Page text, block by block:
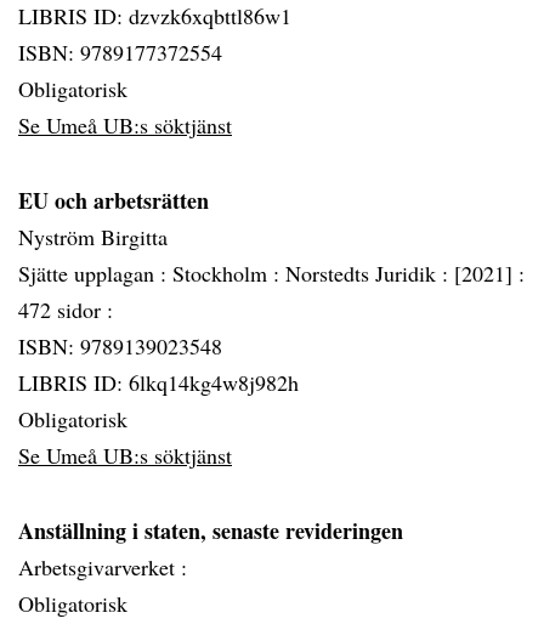
LIBRIS ID: dzvzk6xqbttl86w1
ISBN: 9789177372554
Obligatorisk
Se Umeå UB:s söktjänst
EU och arbetsrätten
Nyström Birgitta
Sjätte upplagan : Stockholm : Norstedts Juridik : [2021] :
472 sidor :
ISBN: 9789139023548
LIBRIS ID: 6lkq14kg4w8j982h
Obligatorisk
Se Umeå UB:s söktjänst
Anställning i staten, senaste revideringen
Arbetsgivarverket :
Obligatorisk